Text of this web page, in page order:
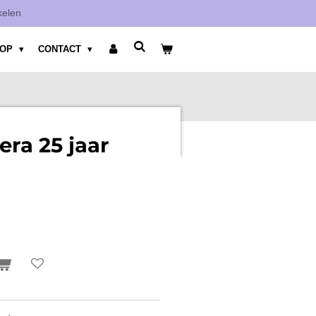
CONTACT
25 jaar